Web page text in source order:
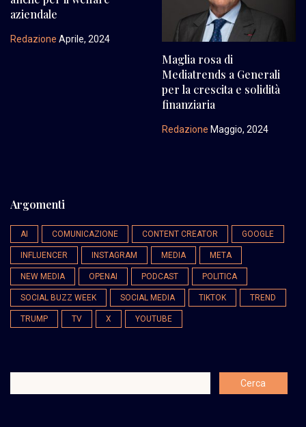
aziendale
Redazione Aprile, 2024
Maglia rosa di
Mediatrends a Generali
per la crescita e solidità
finanziaria
Redazione Maggio, 2024
Argomenti
AI COMUNICAZIONE CONTENT CREATOR GOOGLE
INFLUENCER INSTAGRAM MEDIA META
NEW MEDIA OPENAI PODCAST POLITICA
SOCIAL BUZZ WEEK SOCIAL MEDIA TIKTOK TREND
TRUMP TV X YOUTUBE